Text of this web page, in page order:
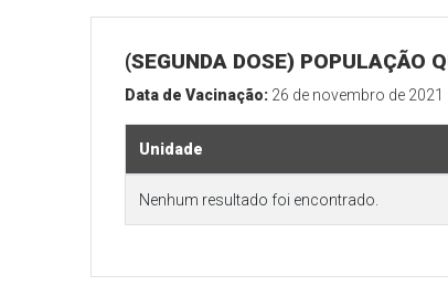
(SEGUNDA DOSE) POPULAÇÃO
Data de Vacinação: 26 de novembro de 2021
Unidade
Nenhum resultado foi encontrado.